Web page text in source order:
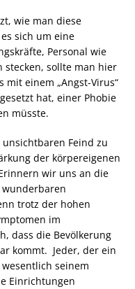
wie man diese
sich um eine
Personal wie
sollte man hier
einem „Angst-Virus“
hat, einer Phobie
müsste.
Feind zu
der körpereigenen
wir uns an die
trotz der hohen
im
dass die Bevölkerung
kommt. Jeder, der ein
seinem
Einrichtungen